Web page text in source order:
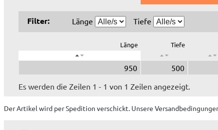
Filter: Länge Tiefe
Länge Tiefe
950
500
Es werden die Zeilen 1 - 1 von 1 Zeilen angezeigt.
Der Artikel wird per Spedition verschickt. Unsere